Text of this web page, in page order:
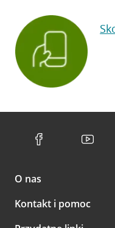
O nas
Kontakt i pomoc